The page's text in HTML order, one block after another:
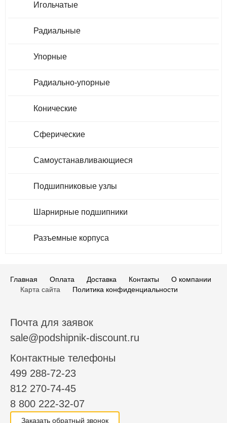
Игольчатые
Радиальные
Упорные
Радиально-упорные
Конические
Сферические
Самоустанавливающиеся
Подшипниковые узлы
Шарнирные подшипники
Разъемные корпуса
Главная Оплата Доставка Контакты
О компании
Карта сайта
Политика конфиденциальности
Почта для заявок
sale@podshipnik-discount.ru
Контактные телефоны
499 288-72-23
812 270-74-45
8 800 222-32-07
Заказать обратный звонок